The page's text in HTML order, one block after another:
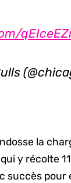
la
y récolte
succès pour